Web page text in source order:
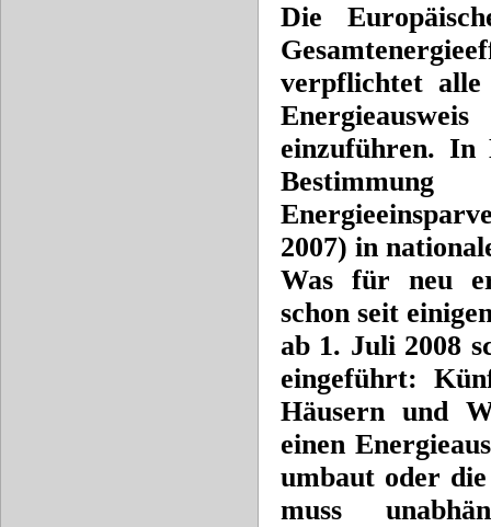
Die
verpflichtet alle
einzuführen. In
2007) in
Was für neu
schon seit
ab 1. Juli 2008
eingeführt:
Häusern und
einen
umbaut oder
muss